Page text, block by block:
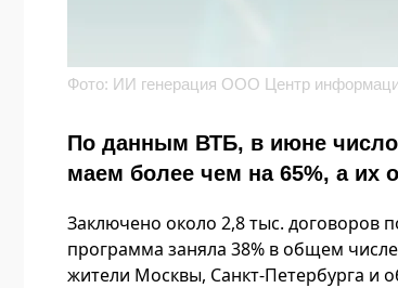
Фото: ИИ генерация ООО Центр
По данным ВТБ, в июне число
маем более чем на 65%, а их
Заключено около 2,8 тыс. договоров
программа заняла 38% в общем
жители Москвы, Санкт-Петербурга и